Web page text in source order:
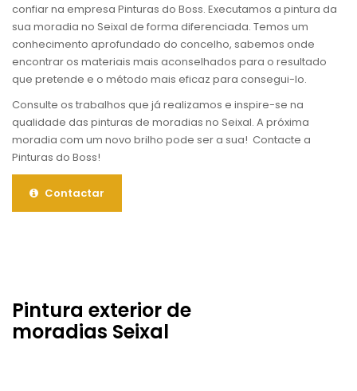
confiar na empresa Pinturas do Boss. Executamos a pintura da
sua moradia no Seixal de forma diferenciada. Temos um
conhecimento aprofundado do concelho, sabemos onde
encontrar os materiais mais aconselhados para o resultado
que pretende e o método mais eficaz para consegui-lo.
Consulte os trabalhos que já realizamos e inspire-se na
qualidade das pinturas de moradias no Seixal. A próxima
moradia com um novo brilho pode ser a sua! Contacte a
Pinturas do Boss!
Contactar
Pintura exterior de
moradias Seixal